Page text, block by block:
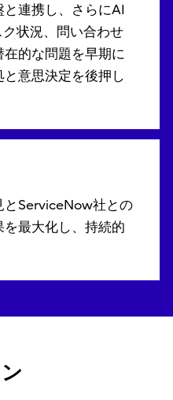
と連携し、さらにAI
状況、問い合わせ
的な問題を早期に
意思決定を後押し
とServiceNow社との
最大化し、持続的